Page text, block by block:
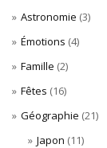
Astronomie (3)
Émotions (4)
Famille (2)
Fêtes (16)
Géographie (21)
Japon (11)